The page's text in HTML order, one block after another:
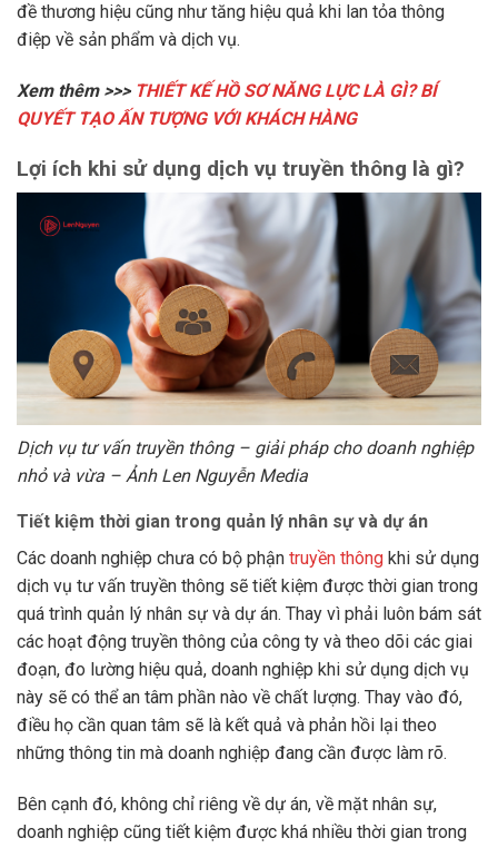
đề thương hiệu cũng như tăng hiệu quả khi lan tỏa thông
điệp về sản phẩm và dịch vụ.
Xem thêm >>> THIẾT KẾ HỒ SƠ NĂNG LỰC LÀ GÌ? BÍ
QUYẾT TẠO ẤN TƯỢNG VỚI KHÁCH HÀNG
Lợi ích khi sử dụng dịch vụ truyền thông là gì?
Dịch vụ tư vấn truyền thông – giải pháp cho doanh nghiệp
nhỏ và vừa – Ảnh Len Nguyễn Media
Tiết kiệm thời gian trong quản lý nhân sự và dự án
Các doanh nghiệp chưa có bộ phận truyền thông khi sử dụng
dịch vụ tư vấn truyền thông sẽ tiết kiệm được thời gian trong
quá trình quản lý nhân sự và dự án. Thay vì phải luôn bám sát
các hoạt động truyền thông của công ty và theo dõi các giai
đoạn, đo lường hiệu quả, doanh nghiệp khi sử dụng dịch vụ
này sẽ có thể an tâm phần nào về chất lượng. Thay vào đó,
điều họ cần quan tâm sẽ là kết quả và phản hồi lại theo
những thông tin mà doanh nghiệp đang cần được làm rõ.
Bên cạnh đó, không chỉ riêng về dự án, về mặt nhân sự,
doanh nghiệp cũng tiết kiệm được khá nhiều thời gian trong